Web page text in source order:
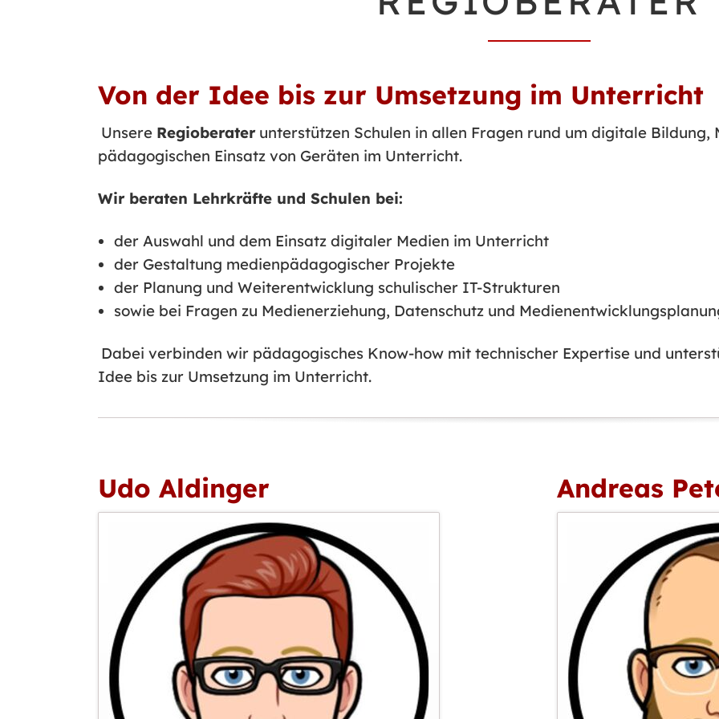
Von der Idee bis zur Umsetzung im Unterricht
Unsere Regioberaterunterstützen Schulen in allen Fragen rund um digitale Bildung,
pädagogischen Einsatz von Geräten im Unterricht.
Wir beraten Lehrkräfte und Schulen bei:
der Auswahl und dem Einsatz digitaler Medien im Unterricht
der Gestaltung medienpädagogischer Projekte
der Planung und Weiterentwicklung schulischer IT-Strukturen
sowie bei Fragen zu Medienerziehung, Datenschutz und
Dabei verbinden wir pädagogisches Know-how mit technischer Expertise und
Idee bis zur Umsetzung im Unterricht.
Udo Aldinger Andreas